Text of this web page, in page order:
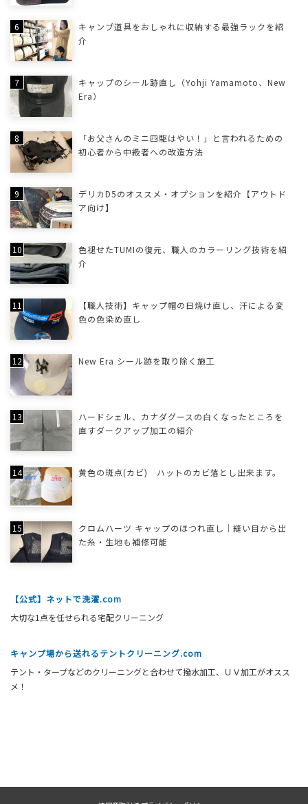
キャンプ道具をおしゃれに収納する最強ラックを紹
介
キャップのシール跡直し（Yohji Yamamoto、New
Era）
「お父さんのミニ四駆はやい！」と言われるための
初心者から中級者への改造方法
デリカD5のオススメ・オプションを紹介【アウトド
ア向け】
色褪せたTUMIの復元、職人のカラーリング技術を紹
介
【職人技術】キャップ帽の日焼け直し、汗による変
色の色染め直し
New Era シール跡を取り除く施工
ハードシェル、カナダグースの白くなったところを
直すダークアップ加工の紹介
黄色の斑点(カビ) ハットのカビ落とし出来ます。
クロムハーツ キャップのほつれ直し｜縫い目から出
た糸・生地も補修可能
【公式】ネットで洗濯.com
大切な1点を任せられる宅配クリーニング
キャンプ場から送れるテントクリーニング.com
テント・タープなどのクリーニングと合わせて撥水加工、ＵＶ加工がオスス
メ！